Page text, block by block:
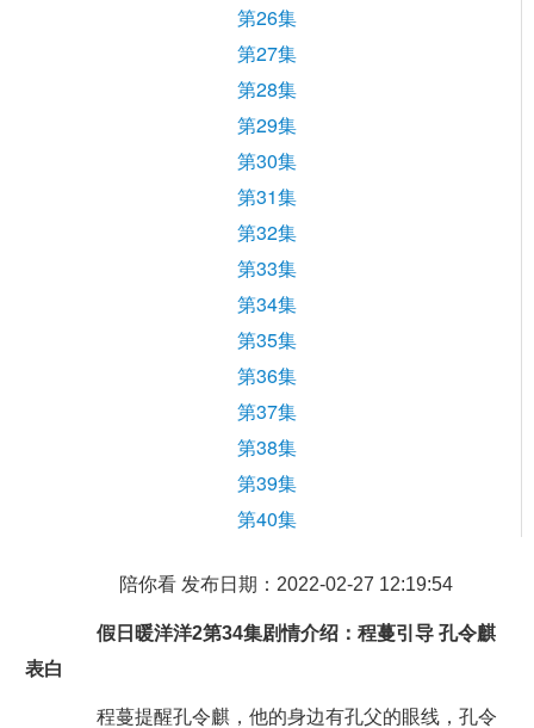
第26集
第27集
第28集
第29集
第30集
第31集
第32集
第33集
第34集
第35集
第36集
第37集
第38集
第39集
第40集
陪你看 发布日期：2022-02-27 12:19:54
假日暖洋洋2第34集剧情介绍：程蔓引导 孔令麒
表白
程蔓提醒孔令麒，他的身边有孔父的眼线，孔令